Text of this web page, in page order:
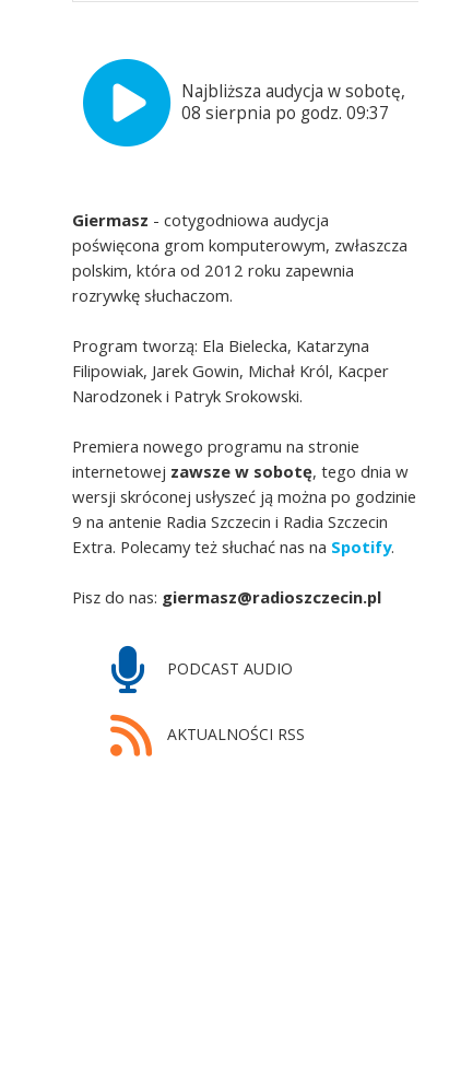
Najbliższa audycja w sobotę,
08 sierpnia po godz. 09:37
Giermasz - cotygodniowa audycja
poświęcona grom komputerowym, zwłaszcza
polskim, która od 2012 roku zapewnia
rozrywkę słuchaczom.
Program tworzą: Ela Bielecka, Katarzyna
Filipowiak, Jarek Gowin, Michał Król, Kacper
Narodzonek i Patryk Srokowski.
Premiera nowego programu na stronie
internetowej zawsze w sobotę, tego dnia w
wersji skróconej usłyszeć ją można po godzinie
9 na antenie Radia Szczecin i Radia Szczecin
Extra. Polecamy też słuchać nas na Spotify.
Pisz do nas: giermasz@radioszczecin.pl
PODCAST AUDIO
AKTUALNOŚCI RSS